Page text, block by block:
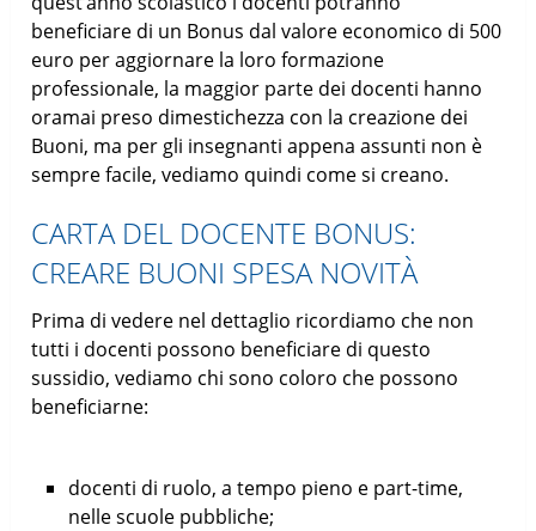
beneficiare di un Bonus dal valore economico di 500
euro per aggiornare la loro formazione
professionale, la maggior parte dei docenti hanno
oramai preso dimestichezza con la creazione dei
Buoni, ma per gli insegnanti appena assunti non è
sempre facile, vediamo quindi come si creano.
CARTA DEL DOCENTE BONUS:
CREARE BUONI SPESA NOVITÀ
Prima di vedere nel dettaglio ricordiamo che non
tutti i docenti possono beneficiare di questo
sussidio, vediamo chi sono coloro che possono
beneficiarne:
docenti di ruolo, a tempo pieno e part-time,
nelle scuole pubbliche;